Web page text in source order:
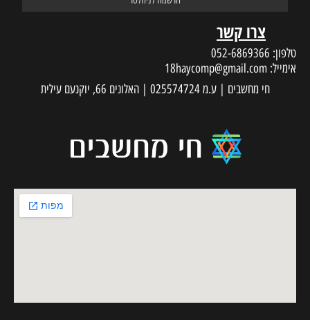
צרו קשר
טלפון: 052-6869366
אימייל: 18haycomp@gmail.com
חי מחשבים | ע.מ 025574724 | האלונים 66, יוקנעם עילית